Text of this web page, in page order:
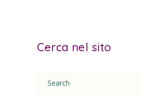
Cerca nel sito
for: